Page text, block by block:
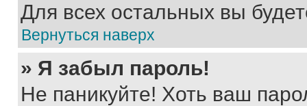
Для всех остальных вы
Вернуться наверх
» Я забыл пароль!
Не паникуйте! Хоть ваш